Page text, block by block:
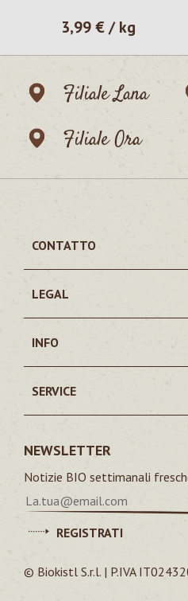
Prezzo normale:
3,99 € / kg
Filiale Lana
Filiale Ora
CONTATTO
LEGAL
INFO
SERVICE
NEWSLETTER
Notizie BIO settimanali
REGISTRATI
© Biokistl S.r.l. | P.IVA